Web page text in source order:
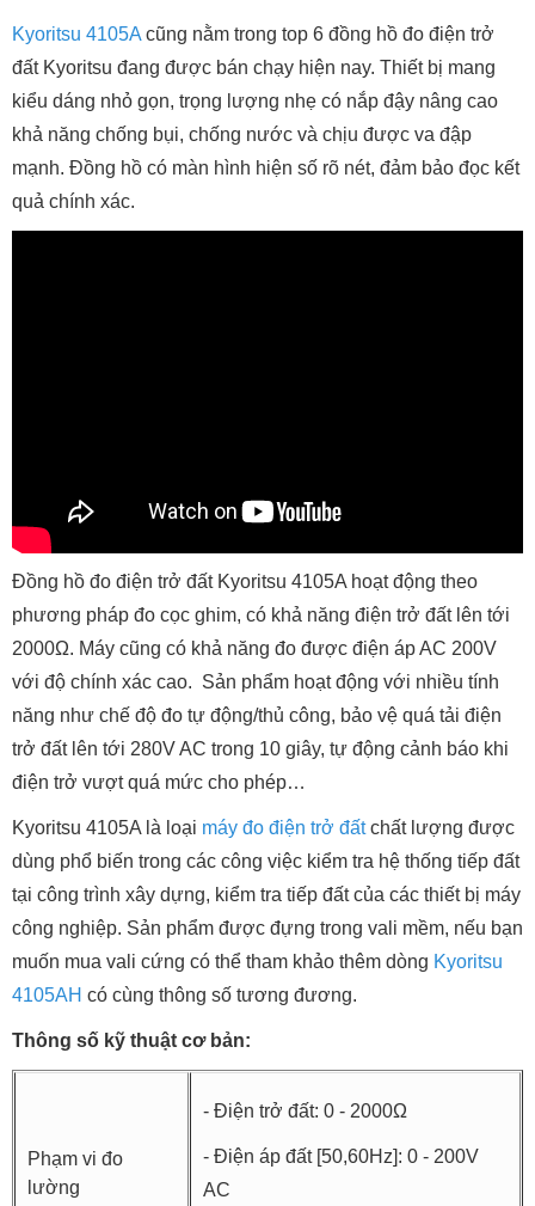
Kyoritsu 4105A cũng nằm trong top 6 đồng hồ đo điện trở
đất Kyoritsu đang được bán chạy hiện nay. Thiết bị mang
kiểu dáng nhỏ gọn, trọng lượng nhẹ có nắp đậy nâng cao
khả năng chống bụi, chống nước và chịu được va đập
mạnh. Đồng hồ có màn hình hiện số rõ nét, đảm bảo đọc kết
quả chính xác.
Đồng hồ đo điện trở đất Kyoritsu 4105A hoạt động theo
phương pháp đo cọc ghim, có khả năng điện trở đất lên tới
2000Ω. Máy cũng có khả năng đo được điện áp AC 200V
với độ chính xác cao. Sản phẩm hoạt động với nhiều tính
năng như chế độ đo tự động/thủ công, bảo vệ quá tải điện
trở đất lên tới 280V AC trong 10 giây, tự động cảnh báo khi
điện trở vượt quá mức cho phép…
Kyoritsu 4105A là loại máy đo điện trở đấtchất lượng được
dùng phổ biến trong các công việc kiểm tra hệ thống tiếp đất
tại công trình xây dựng, kiểm tra tiếp đất của các thiết bị máy
công nghiệp. Sản phẩm được đựng trong vali mềm, nếu bạn
muốn mua vali cứng có thể tham khảo thêm dòng Kyoritsu
4105AH có cùng thông số tương đương.
Thông số kỹ thuật cơ bản:
Phạm vi đo
lường
- Điện trở đất: 0 - 2000Ω
- Điện áp đất [50,60Hz]: 0 - 200V
AC